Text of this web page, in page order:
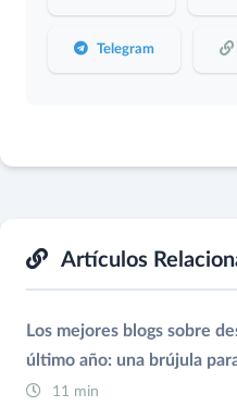
Telegram
Artículos
Los mejores blogs sobre
último año: una brújula
11 min